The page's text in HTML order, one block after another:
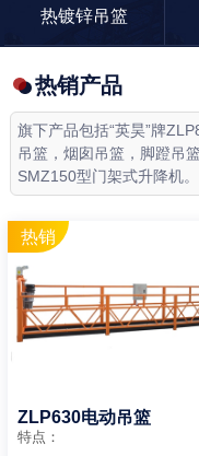
热镀锌吊篮
热销产品
旗下产品包括“英昊”牌
吊篮，烟囱吊篮，脚蹬吊
SMZ150型门架式升降机。
ZLP630电动吊篮
特点：